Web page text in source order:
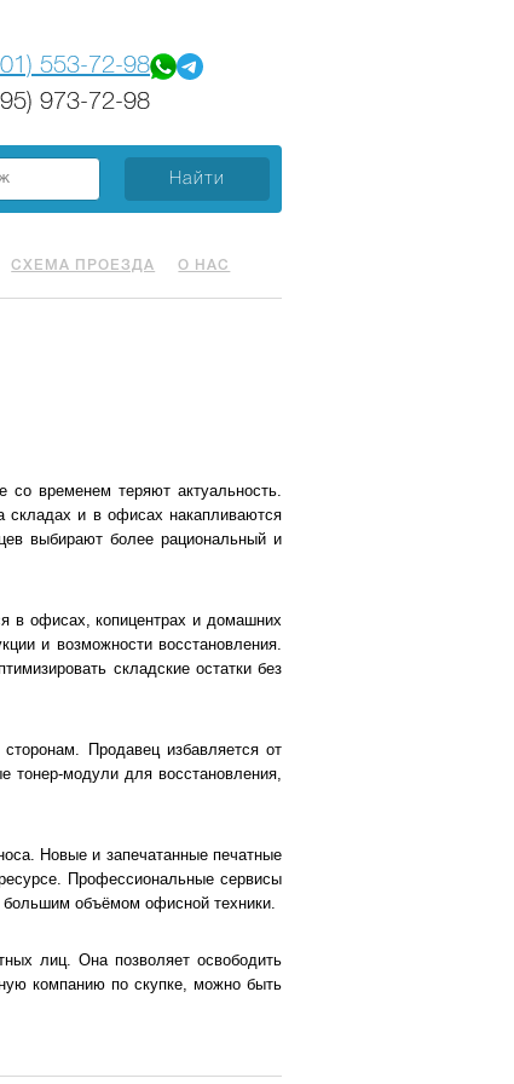
553-72-98
973-72-98
СХЕМА ПРОЕЗДА О НАС
со временем теряют актуальность.
складах и в офисах накапливаются
выбирают более рациональный и
в офисах, копицентрах и домашних
и возможности восстановления.
складские остатки без
Продавец избавляется от
тонер-модули для восстановления,
Новые и запечатанные печатные
Профессиональные сервисы
большим объёмом офисной техники.
лиц. Она позволяет освободить
компанию по скупке, можно быть